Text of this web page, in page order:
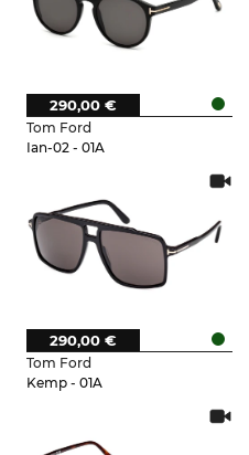
Tom Ford
Ian-02 - 01A
290,00 €
Tom Ford
Kemp - 01A
290,00 €